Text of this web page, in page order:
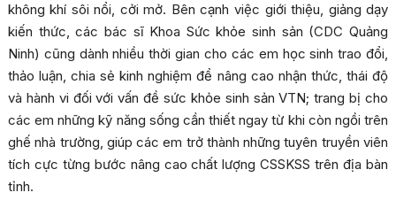
không khí sôi nổi, cởi mở. Bên cạnh việc giới thiệu, giảng dạy
kiến thức, các bác sĩ Khoa Sức khỏe sinh sản (CDC Quảng
Ninh) cũng dành nhiều thời gian cho các em học sinh trao đổi,
thảo luận, chia sẻ kinh nghiệm để nâng cao nhận thức, thái độ
và hành vi đối với vấn đề sức khỏe sinh sản VTN; trang bị cho
các em những kỹ năng sống cần thiết ngay từ khi còn ngồi trên
ghế nhà trường, giúp các em trở thành những tuyên truyền viên
tích cực từng bước nâng cao chất lượng CSSKSS trên địa bàn
tỉnh.